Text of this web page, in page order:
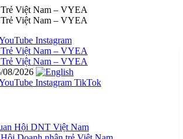
Instagram
08/2026
Instagram TikTok
Hội DNT Việt Nam